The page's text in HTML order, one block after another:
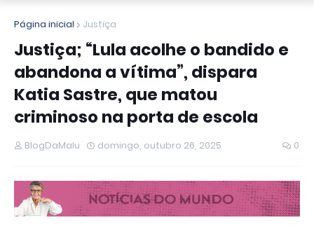
Página inicial Justiça
Justiça; “Lula acolhe o bandido e
abandona a vítima”, dispara
Katia Sastre, que matou
criminoso na porta de escola
BlogDaMalu domingo, outubro 26, 2025 0